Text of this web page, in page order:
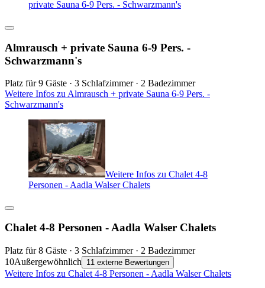
private Sauna 6-9 Pers. - Schwarzmann's
Almrausch + private Sauna 6-9 Pers. -
Schwarzmann's
Platz für 9 Gäste · 3 Schlafzimmer · 2 Badezimmer
Weitere Infos zu Almrausch + private Sauna 6-9 Pers. -
Schwarzmann's
Weitere Infos zu Chalet 4-8
Personen - Aadla Walser Chalets
Chalet 4-8 Personen - Aadla Walser Chalets
Platz für 8 Gäste · 3 Schlafzimmer · 2 Badezimmer
10Außergewöhnlich 11 externe Bewertungen
Weitere Infos zu Chalet 4-8 Personen - Aadla Walser Chalets